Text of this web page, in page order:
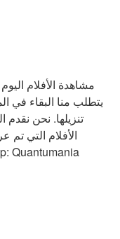
مشاهدة الأفلام
يتطلب منا البقاء في
تنزيلها. نحن نقدم
الأفلام التي